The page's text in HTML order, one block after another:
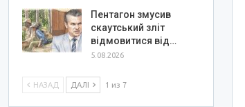
Пентагон змусив
скаутський зліт
відмовитися від…
5.08.2026
НАЗАД ДАЛІ 1 из 7